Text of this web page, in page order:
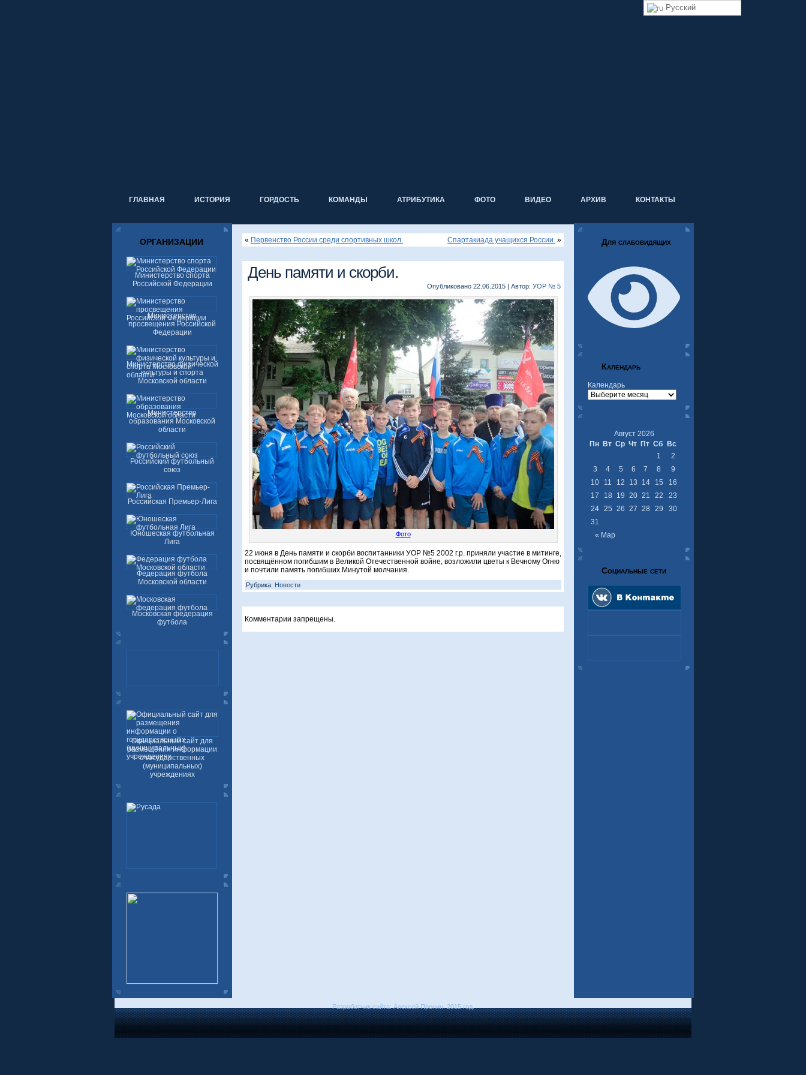
ГЛАВНАЯ ИСТОРИЯ ГОРДОСТЬ КОМАНДЫ АТРИБУТИКА ФОТО ВИДЕО АРХИВ КОНТАКТЫ
ОРГАНИЗАЦИИ
Министерство спорта
Российской Федерации
Министерство
просвещения Российской
Федерации
Министерство физической
культуры и спорта
Московской области
Министерство
образования Московской
области
Российский футбольный
союз
Российская Премьер-Лига
Юношеская футбольная
Лига
Федерация футбола
Московской области
Московская федерация
футбола
Официальный сайт для
размещения информации
о государственных
(муниципальных)
учреждениях
« Первенство России среди спортивных школ. Спартакиада учащихся России. »
День памяти и скорби.
Опубликовано 22.06.2015 | Автор: УОР № 5
Фото
22 июня в День памяти и скорби воспитанники УОР №5 2002 г.р. приняли участие в митинге,
посвящённом погибшим в Великой Отечественной войне, возложили цветы к Вечному Огню
и почтили память погибших Минутой молчания.
Рубрика: Новости
Комментарии запрещены.
Для слабовидящих
Календарь
Календарь
Август 2026
Пн Вт Ср Чт Пт Сб Вс
« Мар
1
2
3
4 5 6 7 8
9
10
11 12 13 14 15
16
17
18 19 20 21 22
23
24 25 26 27 28 29
30
31
Социальные сети
Разработчик сайта: Алексей Пронин. 2015 год.
Русский